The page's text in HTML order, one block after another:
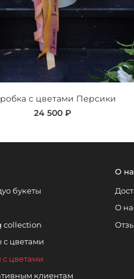
с цветами Персики
24 500 ₽
букеты
collection
с цветами
цветами
клиентам
О
О